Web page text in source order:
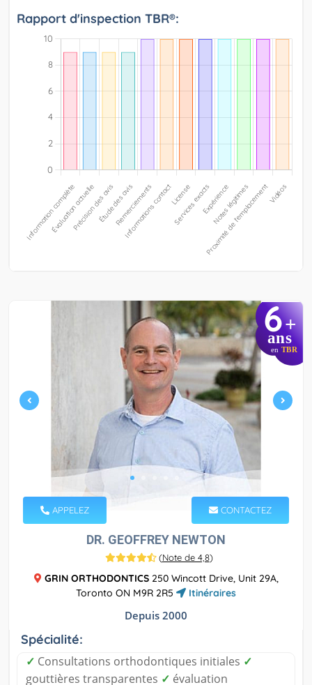
Rapport d'inspection TBR®:
6+
ans
en TBR
APPELEZ CONTACTEZ
DR. GEOFFREY NEWTON
(Note de 4,8)
GRIN ORTHODONTICS250 Wincott Drive, Unit 29A,
Toronto ON M9R 2R5
Itinéraires
Depuis 2000
Spécialité:
✓ Consultations orthodontiques initiales ✓
gouttières transparentes ✓ évaluation